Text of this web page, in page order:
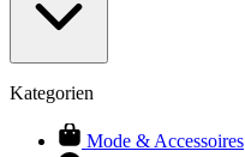
Kategorien
Mode & Accessoires